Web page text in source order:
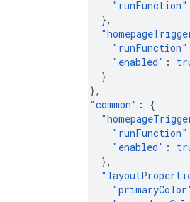
" runFunction"
},
"
" runFunction"
" enabled" :
}
},
"common" :
{
"
" runFunction"
" enabled" :
},
"
"primaryColor